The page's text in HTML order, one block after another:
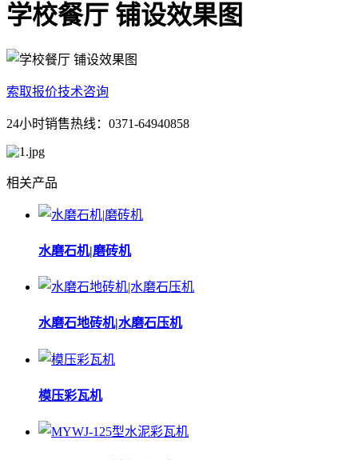
学校餐厅 铺设效果图
索取报价技术咨询
24小时销售热线：0371-64940858
相关产品
水磨石机|磨砖机
水磨石地砖机|水磨石压机
模压彩瓦机